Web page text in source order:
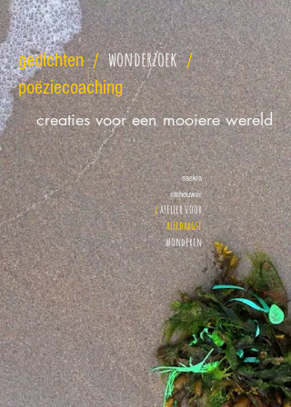
gedichten/wonderzoek/
poëziecoaching
creaties voor een mooiere wereld
saskia
stehouwer
/atelier voor
alledaagse
wonderen